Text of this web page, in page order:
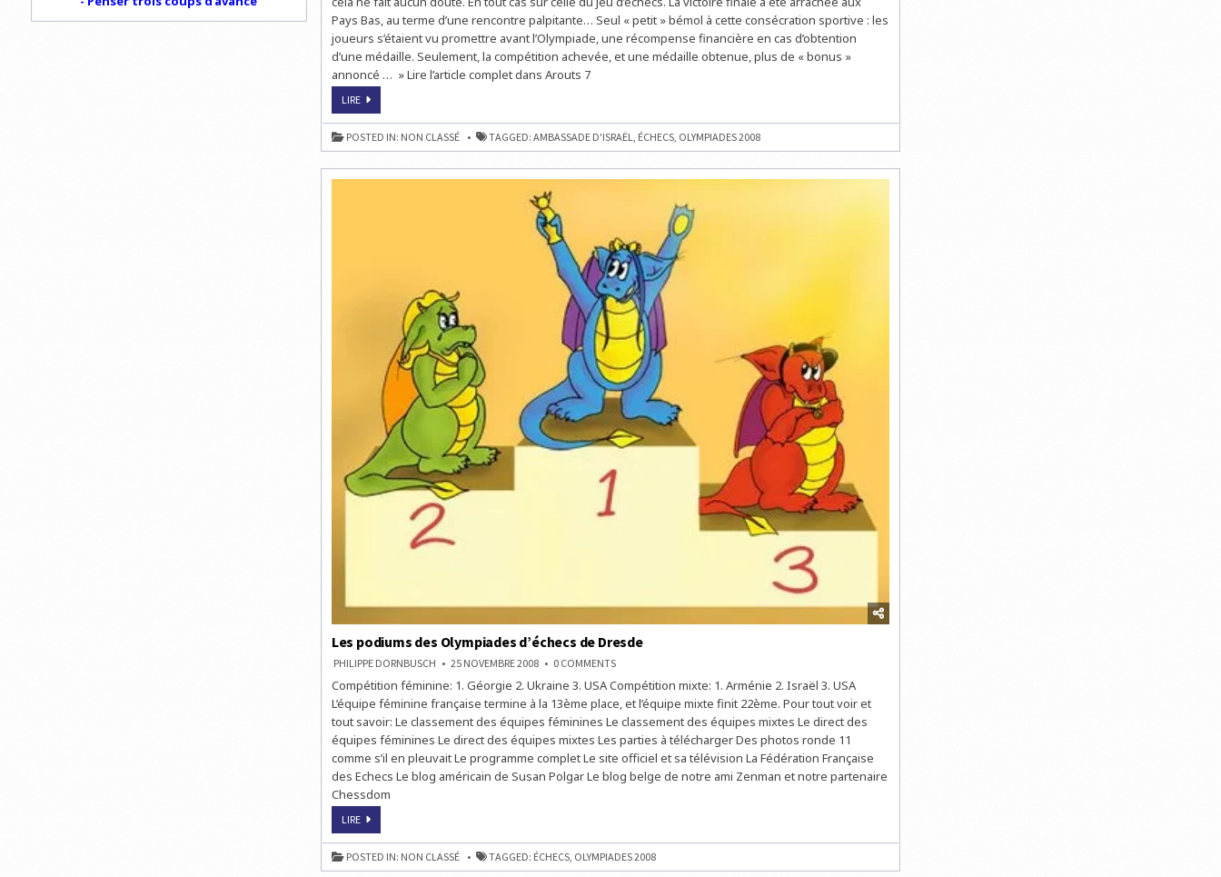
ÉCHECS
POUR
UNE
VICTOIRE
Pays Bas, au terme d’une rencontre palpitante… Seul « petit » bémol à cette consécration sportive : les
joueurs s’étaient vu promettre avant l’Olympiade, une récompense financière en cas d’obtention
d’une médaille. Seulement, la compétition achevée, et une médaille obtenue, plus de « bonus »
annoncé … » Lire l’article complet dans Arouts 7
LIREISRAËL
DES
ÉCHECS
POUR
UNE
POSTED IN: NON CLASSÉ TAGGED: AMBASSADE D'ISRAËL, ÉCHECS, OLYMPIADES 2008
Les podiums des Olympiades d’échecs de Dresde
PHILIPPE DORNBUSCH 25 NOVEMBRE 2008 0 COMMENTSON
PODIUMS
OLYMPIADES
D’ÉCHECS
DE
DRESDE
Compétition féminine: 1. Géorgie 2. Ukraine 3. USA Compétition mixte: 1. Arménie 2. Israël 3. USA
L’équipe féminine française termine à la 13ème place, et l’équipe mixte finit 22ème. Pour tout voir et
tout savoir: Le classement des équipes féminines Le classement des équipes mixtes Le direct des
équipes féminines Le direct des équipes mixtes Les parties à télécharger Des photos ronde 11
comme s’il en pleuvait Le programme complet Le site officiel et sa télévision La Fédération Française
des Echecs Le blog américain de Susan Polgar Le blog belge de notre ami Zenman et notre partenaire
Chessdom
LIRELES
DES
OLYMPIADES
D’ÉCHECS
DE
POSTED IN: NON CLASSÉ TAGGED: ÉCHECS, OLYMPIADES 2008